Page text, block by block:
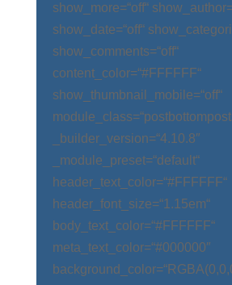
show_more=“off“
show_date=“off“
show_comments=“off“
content_color=“#FFFFFF“
show_thumbnail_mobile=“off“
_builder_version=“4.10.8″
_module_preset=“default“
header_text_color=“#FFFFFF“
header_font_size=“1.15em“
body_text_color=“#FFFFFF“
meta_text_color=“#000000″